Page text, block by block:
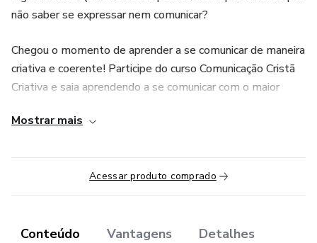
não saber se expressar nem comunicar?
Chegou o momento de aprender a se comunicar de maneira
criativa e coerente! Participe do curso Comunicação Cristã
Criativa e saia aprendendo a se comunicar com o maior
oportunidades que Deus lhe der! Você será uma benção!
Mostrar mais
Acessar produto comprado
Conteúdo Vantagens Detalhes